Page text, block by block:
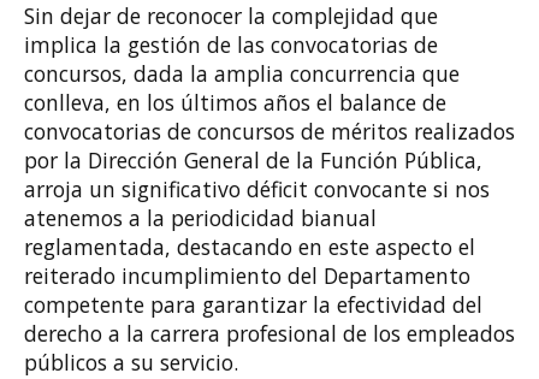
Sin dejar de reconocer la complejidad que
implica la gestión de las convocatorias de
concursos, dada la amplia concurrencia que
conlleva, en los últimos años el balance de
convocatorias de concursos de méritos realizados
por la Dirección General de la Función Pública,
arroja un significativo déficit convocante si nos
atenemos a la periodicidad bianual
reglamentada, destacando en este aspecto el
reiterado incumplimiento del Departamento
competente para garantizar la efectividad del
derecho a la carrera profesional de los empleados
públicos a su servicio.